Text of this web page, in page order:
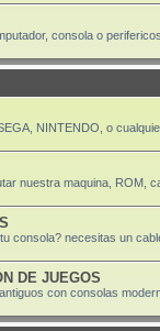
consola o
NINTENDO, o
nuestra maquina, ROM,
consola? necesitas un
DE JUEGOS
con consolas